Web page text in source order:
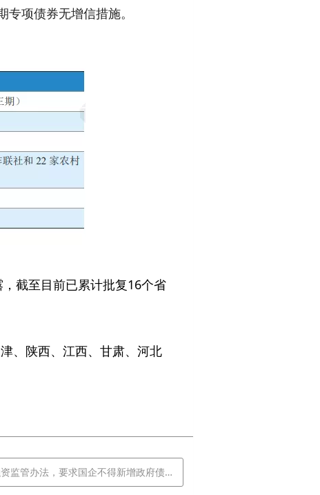
项债券无增信措施。
截至目前已累计批复16个省
、陕西、江西、甘肃、河北
办法，要求国企不得新增政府债务不搞举债扩张